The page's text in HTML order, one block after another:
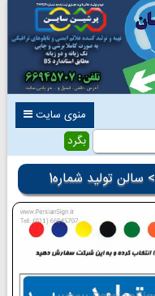
منوی سایت
> سالن تولید شماره1